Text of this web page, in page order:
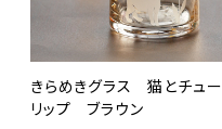
きらめきグラス 猫とチュー
リップ ブラウン